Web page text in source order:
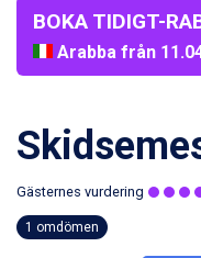
BOKA TIDIGT-
Arabba från
La Thuile från
Saalbach från
Sölden från
Bad Hofgastein
Champoluc från
Sestriere från
Gästernes vurdering
1 omdömen